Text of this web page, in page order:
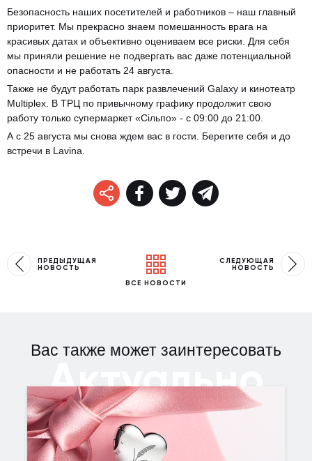
Безопасность наших посетителей и работников – наш главный
приоритет. Мы прекрасно знаем помешанность врага на
красивых датах и объективно оцениваем все риски. Для себя
мы приняли решение не подвергать вас даже потенциальной
опасности и не работать 24 августа.
Также не будут работать парк развлечений Galaxy и кинотеатр
Multiplex. В ТРЦ по привычному графику продолжит свою
работу только супермаркет «Сільпо» - с 09:00 до 21:00.
А с 25 августа мы снова ждем вас в гости. Берегите себя и до
встречи в Lavina.
ПРЕДЫДУЩАЯ
НОВОСТЬ
ВСЕ НОВОСТИ
СЛЕДУЮЩАЯ
НОВОСТЬ
Вас также может заинтересовать
Актуально